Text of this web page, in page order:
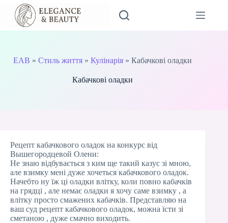
Перейти
вмісту
EAB »Стиль життя »Кулінарія »Кабачкові оладки
Кабачкові оладки
Рецепт кабачкового оладок на конкурс від
Вышегородцевой Олени:
Не знаю відбувається з ким ще такий казус зі мною,
але взимку мені дуже хочеться кабачкового оладок.
Начебто ну їж ці оладки влітку, коли повно кабачків
на грядці , але немає оладки я хочу саме взимку , а
влітку просто смажених кабачків. Представляю на
ваш суд рецепт кабачкового оладок, можна їсти зі
сметаною , дуже смачно виходить.